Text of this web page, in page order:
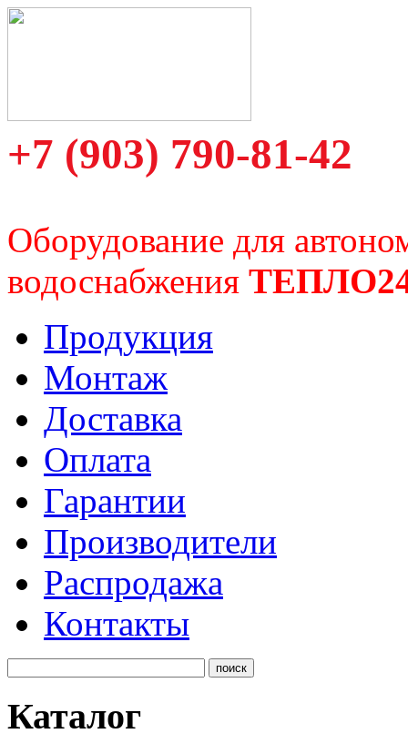
+7 (903) 790-81-42
Оборудование для
водоснабжения
Продукция
Монтаж
Доставка
Оплата
Гарантии
Производители
Распродажа
Контакты
Каталог